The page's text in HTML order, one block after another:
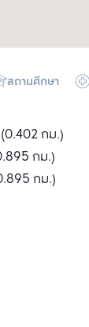
สถานศึกษา
กม.)
กม.)
กม.)